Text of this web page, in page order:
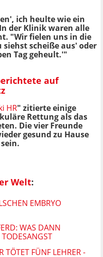
ich heulte wie ein
der Klinik waren alle
"Wir fielen uns in die
siehst scheiße aus' oder
Tag geheult.'"
auf
HR" zitierte einige
Rettung als das
Die vier Freunde
gesund zu Hause
Welt:
EMBRYO
WAS DANN
TODESANGST
TÖTET FÜNF LEHRER -